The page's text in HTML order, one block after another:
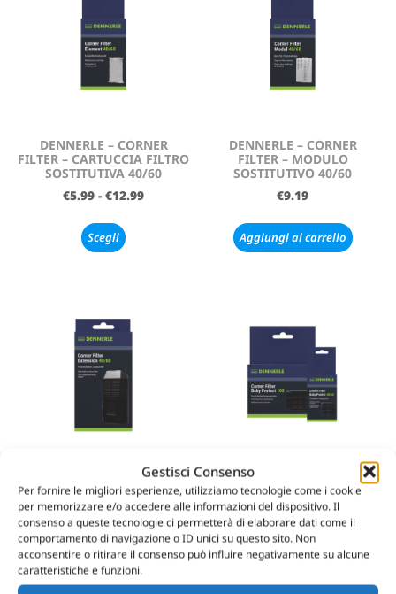
Gestisci Consenso
Per fornire le migliori esperienze, utilizziamo tecnologie come i cookie
per memorizzare e/o accedere alle informazioni del dispositivo. Il
consenso a queste tecnologie ci permetterà di elaborare dati come il
comportamento di navigazione o ID unici su questo sito. Non
acconsentire o ritirare il consenso può influire negativamente su alcune
caratteristiche e funzioni.
DENNERLE – CORNER
FILTER – CARTUCCIA FILTRO
SOSTITUTIVA 40/60
€5.99 - €12.99
Scegli
DENNERLE – CORNER
FILTER – MODULO
SOSTITUTIVO 40/60
€9.19
Aggiungi al carrello
DENNERLE – CORNER
FILTER – EXTENSION 40/60
€9.19
Aggiungi al carrello
DENNERLE – CORNER
FILTER – BABY PROTECT
€6.98 - €12.90